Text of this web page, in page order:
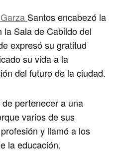
Santos encabezó la
la Sala de Cabildo del
expresó su gratitud
su vida a la
del futuro de la ciudad.
pertenecer a una
varios de sus
y llamó a los
la educación.